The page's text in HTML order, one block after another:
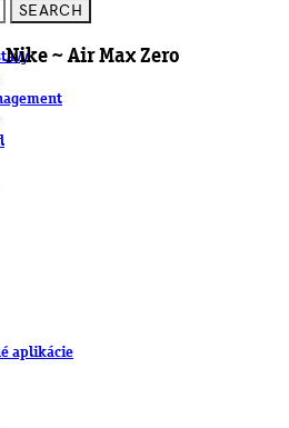
aplikácie
SEARCH
~ Air Max Zero